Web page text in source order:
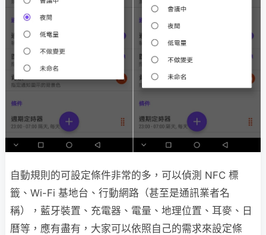
自動規則的可設定條件非常的多，可以偵測 NFC 標
籤、Wi-Fi 基地台、行動網路（甚至是通訊業者名
稱），藍牙裝置、充電器、電量、地理位置、耳麥、日
曆等，應有盡有，大家可以依照自己的需求來設定條